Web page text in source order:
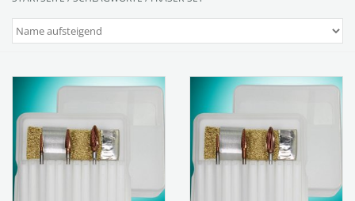
Sets
Zubehör
SpuckNo | Spuckschutz